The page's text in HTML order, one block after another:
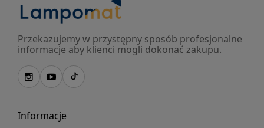
Przekazujemy w przystępny sposób profesjonalne
informacje aby klienci mogli dokonać zakupu.
Informacje